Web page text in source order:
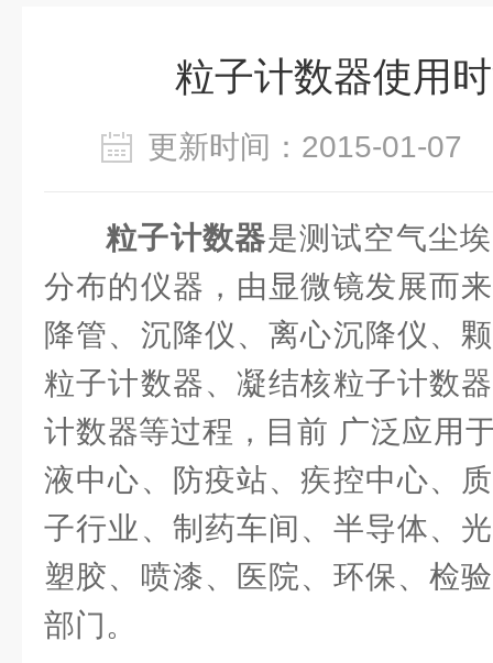
粒子计数器使用
更新时间：2015-01-
粒子计数器是测试空气尘
分布的仪器，由显微镜发展而
降管、沉降仪、离心沉降仪、
粒子计数器、凝结核粒子计数
计数器等过程，目前 广泛应用
液中心、防疫站、疾控中心、
子行业、制药车间、半导体、
塑胶、喷漆、医院、环保、检
部门。